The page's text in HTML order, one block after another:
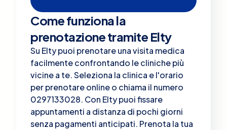
Come funziona la
prenotazione tramite Elty
Su Elty puoi prenotare una visita medica
facilmente confrontando le cliniche più
vicine a te. Seleziona la clinica e l'orario
per prenotare online o chiama il numero
0297133028. Con Elty puoi fissare
appuntamenti a distanza di pochi giorni
senza pagamenti anticipati. Prenota la tua